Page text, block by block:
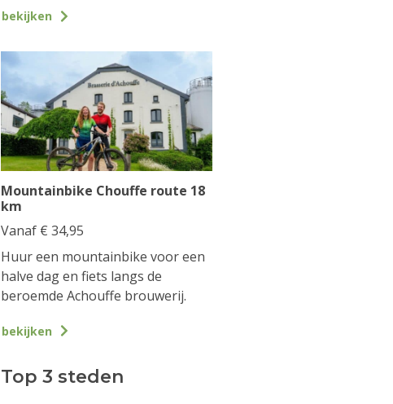
bekijken
Mountainbike Chouffe route 18
km
Vanaf € 34,95
Huur een mountainbike voor een
halve dag en fiets langs de
beroemde Achouffe brouwerij.
bekijken
Top 3 steden